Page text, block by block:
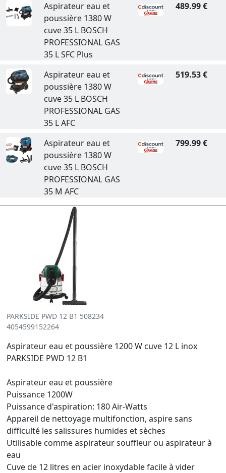
Aspirateur eau et
poussière 1380 W
cuve 35 L BOSCH
PROFESSIONAL GAS
35 L SFC Plus
489.99 €
Aspirateur eau et
poussière 1380 W
cuve 35 L BOSCH
PROFESSIONAL GAS
35 L AFC
519.53 €
Aspirateur eau et
poussière 1380 W
cuve 35 L BOSCH
PROFESSIONAL GAS
35 M AFC
799.99 €
PARKSIDE PWD 12 B1 508234
4054599152264
Aspirateur eau et poussière 1200 W cuve 12 L inox
PARKSIDE PWD 12 B1
Aspirateur eau et poussière
Puissance 1200W
Puissance d'aspiration: 180 Air-Watts
Appareil de nettoyage multifonction, aspire sans
difficulté les salissures humides et sèches
Utilisable comme aspirateur souffleur ou aspirateur à
eau
Cuve de 12 litres en acier inoxydable facile à vider